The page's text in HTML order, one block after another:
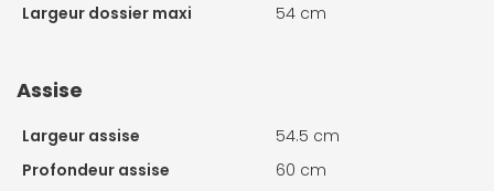
Largeur dossier maxi
54 cm
Assise
Largeur assise
54.5 cm
Profondeur assise
60 cm